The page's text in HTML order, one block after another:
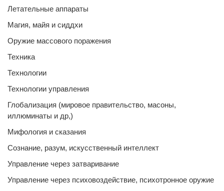
Летательные аппараты
Магия, майя и сиддхи
Оружие массового поражения
Техника
Технологии
Технологии управления
Глобализация (мировое правительство, масоны,
иллюминаты и др,)
Мифология и сказания
Сознание, разум, искусственный интеллект
Управление через затваривание
Управление через психовоздействие, психотронное оружие